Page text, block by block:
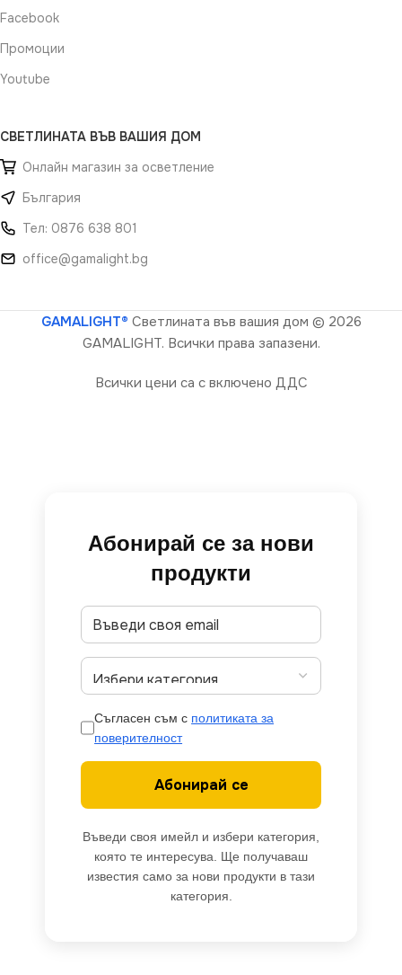
Facebook
Промоции
Youtube
СВЕТЛИНАТА ВЪВ ВАШИЯ ДОМ
Онлайн магазин за осветление
България
Тел: 0876 638 801
office@gamalight.bg
GAMALIGHT® Светлината във вашия дом © 2026
GAMALIGHT. Всички права запазени.
Всички цени са с включено ДДС
Абонирай се за нови
продукти
Съгласен съм с политиката за
поверителност
Абонирай се
Въведи своя имейл и избери категория,
която те интересува. Ще получаваш
известия само за нови продукти в тази
категория.